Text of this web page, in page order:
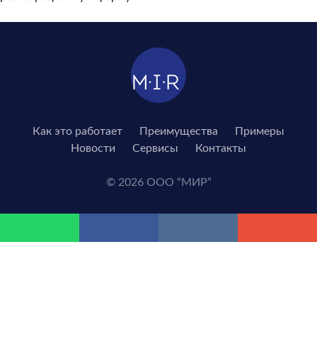
Как это работает Преимущества
Примеры
Новости
Сервисы Контакты
© 2026 ООО “МИР”